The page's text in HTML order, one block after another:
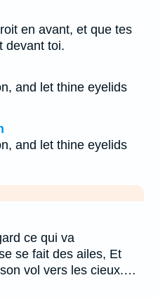
en avant, et que tes
devant toi.
and let thine eyelids
and let thine eyelids
ce qui va
se fait des ailes, Et
vol vers les cieux.…